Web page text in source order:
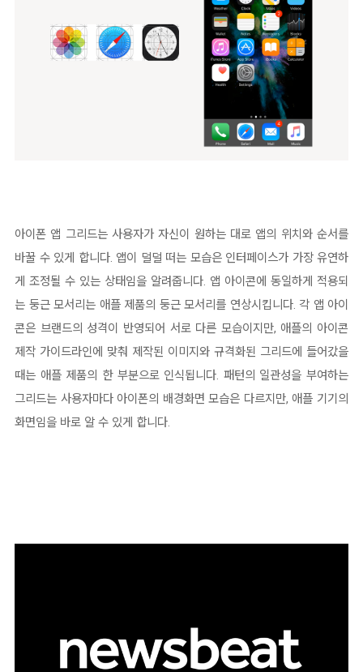
아이폰 앱 그리드는 사용자가 자신이 원하는 대로 앱의 위치와 순서를
바꿀 수 있게 합니다. 앱이 덜덜 떠는 모습은 인터페이스가 가장 유연하
게 조정될 수 있는 상태임을 알려줍니다. 앱 아이콘에 동일하게 적용되
는 둥근 모서리는 애플 제품의 둥근 모서리를 연상시킵니다. 각 앱 아이
콘은 브랜드의 성격이 반영되어 서로 다른 모습이지만, 애플의 아이콘
제작 가이드라인에 맞춰 제작된 이미지와 규격화된 그리드에 들어갔을
때는 애플 제품의 한 부분으로 인식됩니다. 패턴의 일관성을 부여하는
그리드는 사용자마다 아이폰의 배경화면 모습은 다르지만, 애플 기기의
화면임을 바로 알 수 있게 합니다.